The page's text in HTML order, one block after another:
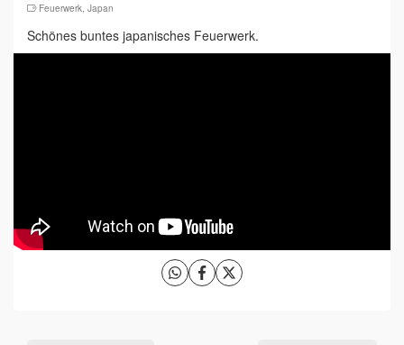
Feuerwerk, Japan
Schönes buntes japanisches Feuerwerk.